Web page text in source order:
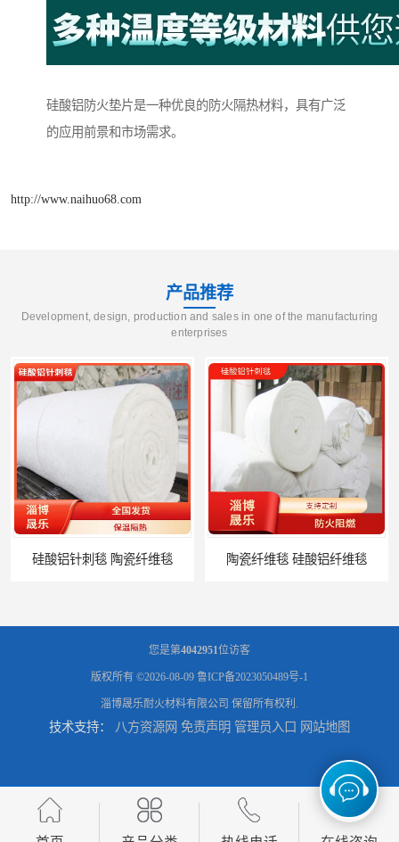
硅酸铝防火垫片是一种优良的防火隔热材料，具有广泛
的应用前景和市场需求。
http://www.naihuo68.com
产品推荐
Development, design, production and sales in one of the manufacturing
enterprises
硅酸铝针刺毯 陶瓷纤维毯 陶瓷纤维毯 硅酸铝纤维毯
1260度硅酸铝纤维毡 硅酸铝纤维毡 含锆毯陶瓷纤维棉 陶瓷纤维毯
您是第4042951位访客
版权所有 ©2026-08-09 鲁ICP备2023050489号-1
淄博晟乐耐火材料有限公司 保留所有权利.
技术支持： 八方资源网 免责声明 管理员入口 网站地图